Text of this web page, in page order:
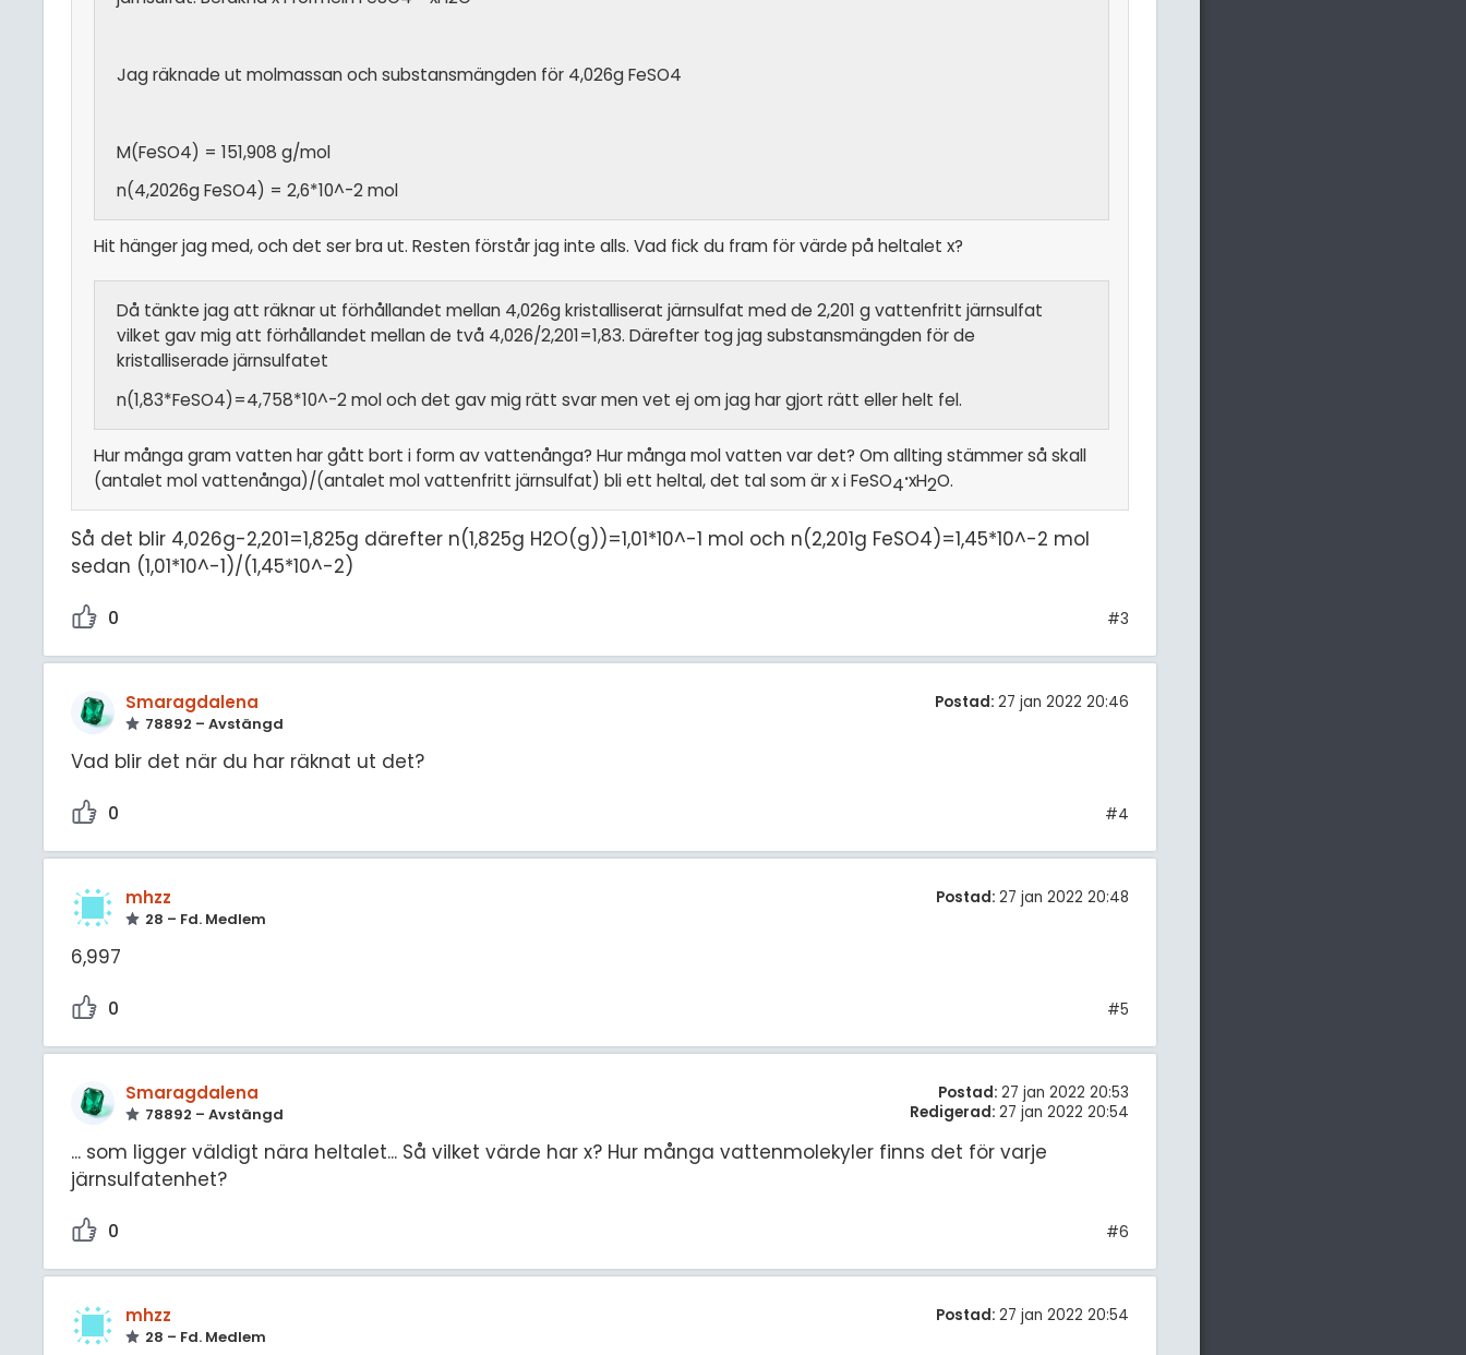
Jag räknade ut molmassan och substansmängden för 4,026g FeSO4
M(FeSO4) = 151,908 g/mol
n(4,2026g FeSO4) = 2,6*10^-2 mol
Hit hänger jag med, och det ser bra ut. Resten förstår jag inte alls. Vad fick du fram för värde på heltalet x?
Då tänkte jag att räknar ut förhållandet mellan 4,026g kristalliserat järnsulfat med de 2,201 g vattenfritt järnsulfat
vilket gav mig att förhållandet mellan de två 4,026/2,201=1,83. Därefter tog jag substansmängden för de
kristalliserade järnsulfatet
n(1,83*FeSO4)=4,758*10^-2 mol och det gav mig rätt svar men vet ej om jag har gjort rätt eller helt fel.
Hur många gram vatten har gått bort i form av vattenånga? Hur många mol vatten var det? Om allting stämmer så skall
(antalet mol vattenånga)/(antalet mol vattenfritt järnsulfat) bli ett heltal, det tal som är x i FeSO4.xH2O.
Så det blir 4,026g-2,201=1,825g därefter n(1,825g H2O(g))=1,01*10^-1 mol och n(2,201g FeSO4)=1,45*10^-2 mol
sedan (1,01*10^-1)/(1,45*10^-2)
0 #3
Smaragdalena
78892 – Avstängd
Postad: 27 jan 2022 20:46
Vad blir det när du har räknat ut det?
0 #4
mhzz
28 – Fd. Medlem
Postad: 27 jan 2022 20:48
6,997
0 #5
Smaragdalena
78892 – Avstängd
Postad: 27 jan 2022 20:53
Redigerad: 27 jan 2022 20:54
... som ligger väldigt nära heltalet... Så vilket värde har x? Hur många vattenmolekyler finns det för varje
järnsulfatenhet?
0 #6
mhzz
28 – Fd. Medlem
Postad: 27 jan 2022 20:54